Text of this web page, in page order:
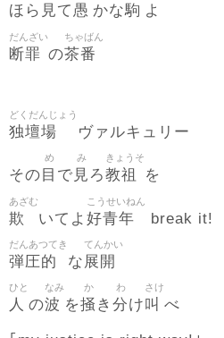
ほら 見て 愚 かな駒 よ
断罪
だんざい
の茶番
ちゃばん
独壇場
どくだんじょう
ヴァルキュリー
その 目
め
で 見
み
ろ教祖
きょうそ
を
欺
あざむ
いてよ 好青年
こうせいねん
break it!
弾圧的
だんあつてき
な 展開
てんかい
人
ひと
の波
なみ
を掻
か
き 分
わ
け 叫
さけ
べ